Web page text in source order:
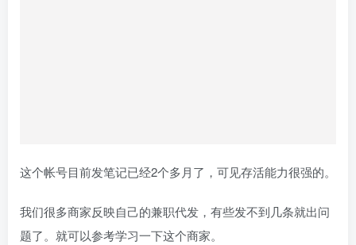
这个帐号目前发笔记已经2个多月了，可见存活能力很强的。
我们很多商家反映自己的兼职代发，有些发不到几条就出问
题了。就可以参考学习一下这个商家。